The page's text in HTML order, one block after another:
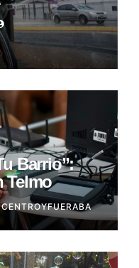
Barrio”:
Telmo
CENTROYFUERABA